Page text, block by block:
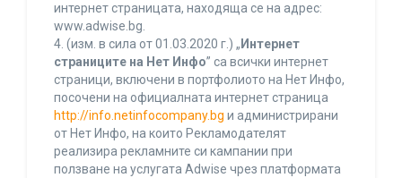
интернет страницата, находяща се на адрес:
www.adwise.bg.
4. (изм. в сила от 01.03.2020 г.) „ Интернет
страниците на Нет Инфо” са всички интернет
страници, включени в портфолиото на Нет Инфо,
посочени на официалната интернет страница
http://info.netinfocompany.bg и администрирани
от Нет Инфо, на които Рекламодателят
реализира рекламните си кампании при
ползване на услугата Adwise чрез платформата